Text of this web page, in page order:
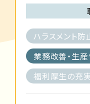
ハラスメント防
業務改善・生
福利厚生の充